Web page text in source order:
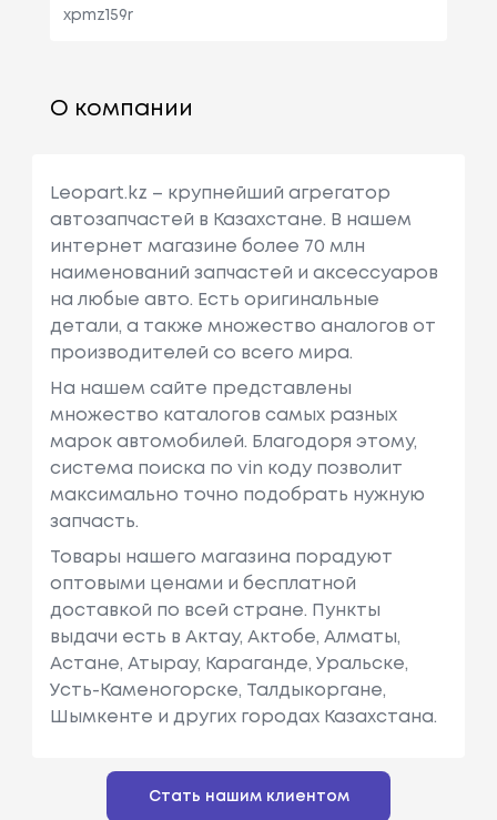
xpmz159r
О компании
Leopart.kz – крупнейший агрегатор
автозапчастей в Казахстане. В нашем
интернет магазине более 70 млн
наименований запчастей и аксессуаров
на любые авто. Есть оригинальные
детали, а также множество аналогов от
производителей со всего мира.
На нашем сайте представлены
множество каталогов самых разных
марок автомобилей. Благодоря этому,
система поиска по vin коду позволит
максимально точно подобрать нужную
запчасть.
Товары нашего магазина порадуют
оптовыми ценами и бесплатной
доставкой по всей стране. Пункты
выдачи есть в Актау, Актобе, Алматы,
Астане, Атырау, Караганде, Уральске,
Усть-Каменогорске, Талдыкоргане,
Шымкенте и других городах Казахстана.
Стать нашим клиентом